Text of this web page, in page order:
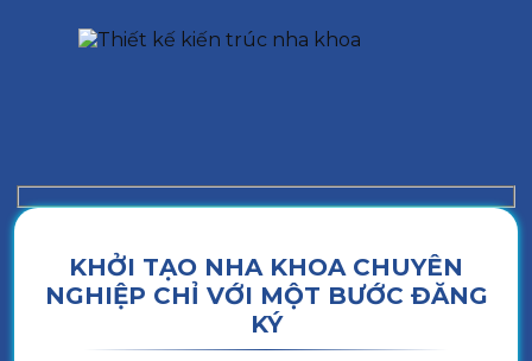
KHỞI TẠO NHA KHOA CHUYÊN
NGHIỆP CHỈ VỚI MỘT BƯỚC ĐĂNG
KÝ